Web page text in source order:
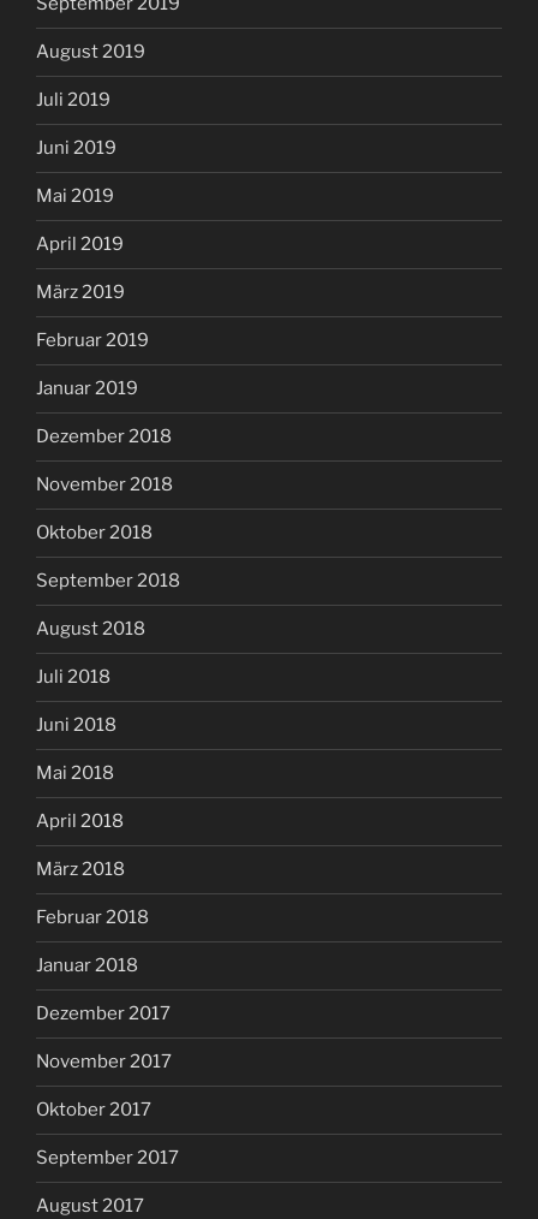
August 2019
Juli 2019
Juni 2019
Mai 2019
April 2019
März 2019
Februar 2019
Januar 2019
Dezember 2018
November 2018
Oktober 2018
September 2018
August 2018
Juli 2018
Juni 2018
Mai 2018
April 2018
März 2018
Februar 2018
Januar 2018
Dezember 2017
November 2017
Oktober 2017
September 2017
August 2017